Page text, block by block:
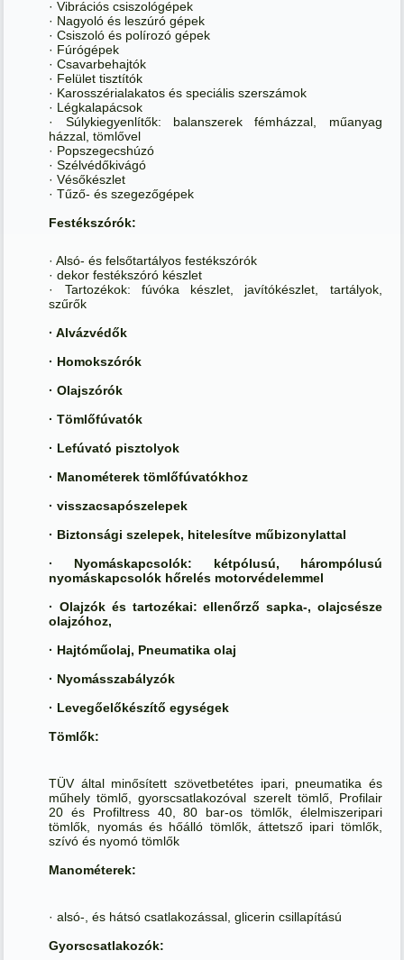
· Vibrációs csiszológépek
· Nagyoló és leszúró gépek
· Csiszoló és polírozó gépek
· Fúrógépek
· Csavarbehajtók
· Felület tisztítók
· Karosszérialakatos és speciális szerszámok
· Légkalapácsok
· Súlykiegyenlítők: balanszerek fémházzal, műanyag
házzal, tömlővel
· Popszegecshúzó
· Szélvédőkivágó
· Vésőkészlet
· Tűző- és szegezőgépek
Festékszórók:
· Alsó- és felsőtartályos festékszórók
· dekor festékszóró készlet
· Tartozékok: fúvóka készlet, javítókészlet, tartályok,
szűrők
· Alvázvédők
· Homokszórók
· Olajszórók
· Tömlőfúvatók
· Lefúvató pisztolyok
· Manométerek tömlőfúvatókhoz
· visszacsapószelepek
· Biztonsági szelepek, hitelesítve műbizonylattal
· Nyomáskapcsolók: kétpólusú, hárompólusú
nyomáskapcsolók hőrelés motorvédelemmel
· Olajzók és tartozékai: ellenőrző sapka-, olajcsésze
olajzóhoz,
· Hajtóműolaj, Pneumatika olaj
· Nyomásszabályzók
· Levegőelőkészítő egységek
Tömlők:
TÜV által minősített szövetbetétes ipari, pneumatika és
műhely tömlő, gyorscsatlakozóval szerelt tömlő, Profilair
20 és Profiltress 40, 80 bar-os tömlők, élelmiszeripari
tömlők, nyomás és hőálló tömlők, áttetsző ipari tömlők,
szívó és nyomó tömlők
Manométerek:
· alsó-, és hátsó csatlakozással, glicerin csillapítású
Gyorscsatlakozók: